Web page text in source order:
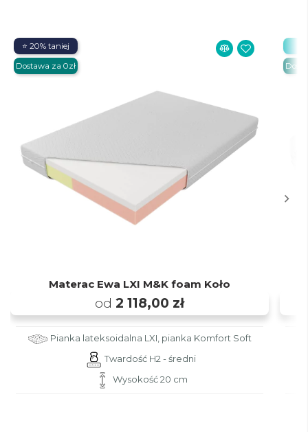
Materac Ewa LXI M&K foam Koło
od 2 118,00 zł
Pianka lateksoidalna LXI, pianka Komfort Soft
Twardość H2 - średni
Wysokość 20 cm
⭐ 20% taniej
Dostawa za 0zł